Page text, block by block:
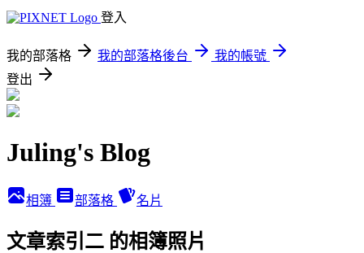
登入
我的部落格 我的部落格後台
我的帳號
登出
Juling's Blog
相簿 部落格 名片
文章索引二 的相簿照片